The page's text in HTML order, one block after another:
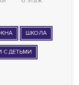
ШКОЛА
С ДЕТЬМИ